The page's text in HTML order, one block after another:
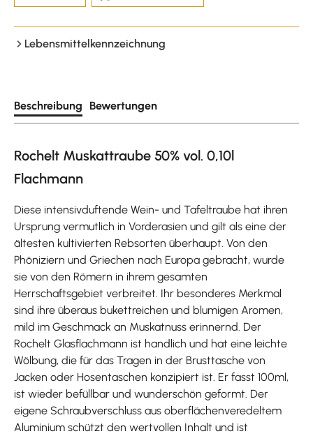
Lebensmittelkennzeichnung
Beschreibung Bewertungen
Rochelt Muskattraube 50% vol. 0,10l
Flachmann
Diese intensivduftende Wein- und Tafeltraube hat ihren
Ursprung vermutlich in Vorderasien und gilt als eine der
ältesten kultivierten Rebsorten überhaupt. Von den
Phöniziern und Griechen nach Europa gebracht, wurde
sie von den Römern in ihrem gesamten
Herrschaftsgebiet verbreitet. Ihr besonderes Merkmal
sind ihre überaus bukettreichen und blumigen Aromen,
mild im Geschmack an Muskatnuss erinnernd. Der
Rochelt Glasflachmann ist handlich und hat eine leichte
Wölbung, die für das Tragen in der Brusttasche von
Jacken oder Hosentaschen konzipiert ist. Er fasst 100ml,
ist wieder befüllbar und wunderschön geformt. Der
eigene Schraubverschluss aus oberflächenveredeltem
Aluminium schützt den wertvollen Inhalt und ist